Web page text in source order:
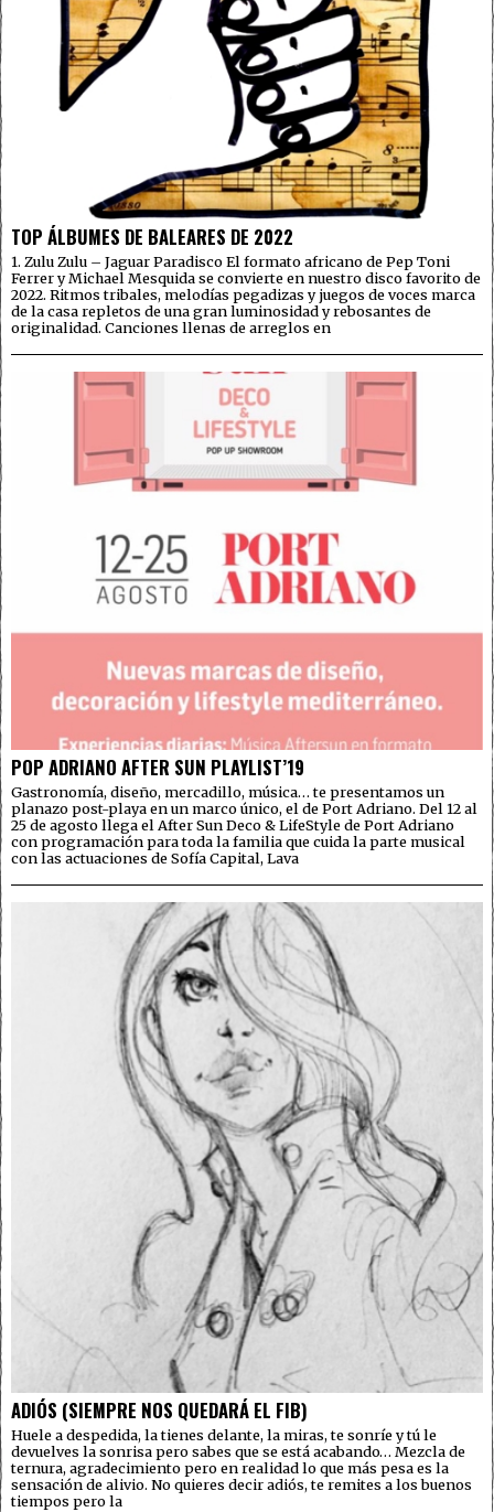
TOP ÁLBUMES DE BALEARES DE 2022
1. Zulu Zulu – Jaguar Paradisco El formato africano de Pep Toni
Ferrer y Michael Mesquida se convierte en nuestro disco favorito de
2022. Ritmos tribales, melodías pegadizas y juegos de voces marca
de la casa repletos de una gran luminosidad y rebosantes de
originalidad. Canciones llenas de arreglos en
POP ADRIANO AFTER SUN PLAYLIST’19
Gastronomía, diseño, mercadillo, música… te presentamos un
planazo post-playa en un marco único, el de Port Adriano. Del 12 al
25 de agosto llega el After Sun Deco & LifeStyle de Port Adriano
con programación para toda la familia que cuida la parte musical
con las actuaciones de Sofía Capital, Lava
ADIÓS (SIEMPRE NOS QUEDARÁ EL FIB)
Huele a despedida, la tienes delante, la miras, te sonríe y tú le
devuelves la sonrisa pero sabes que se está acabando… Mezcla de
ternura, agradecimiento pero en realidad lo que más pesa es la
sensación de alivio. No quieres decir adiós, te remites a los buenos
tiempos pero la